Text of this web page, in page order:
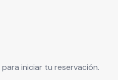
para iniciar tu reservación.